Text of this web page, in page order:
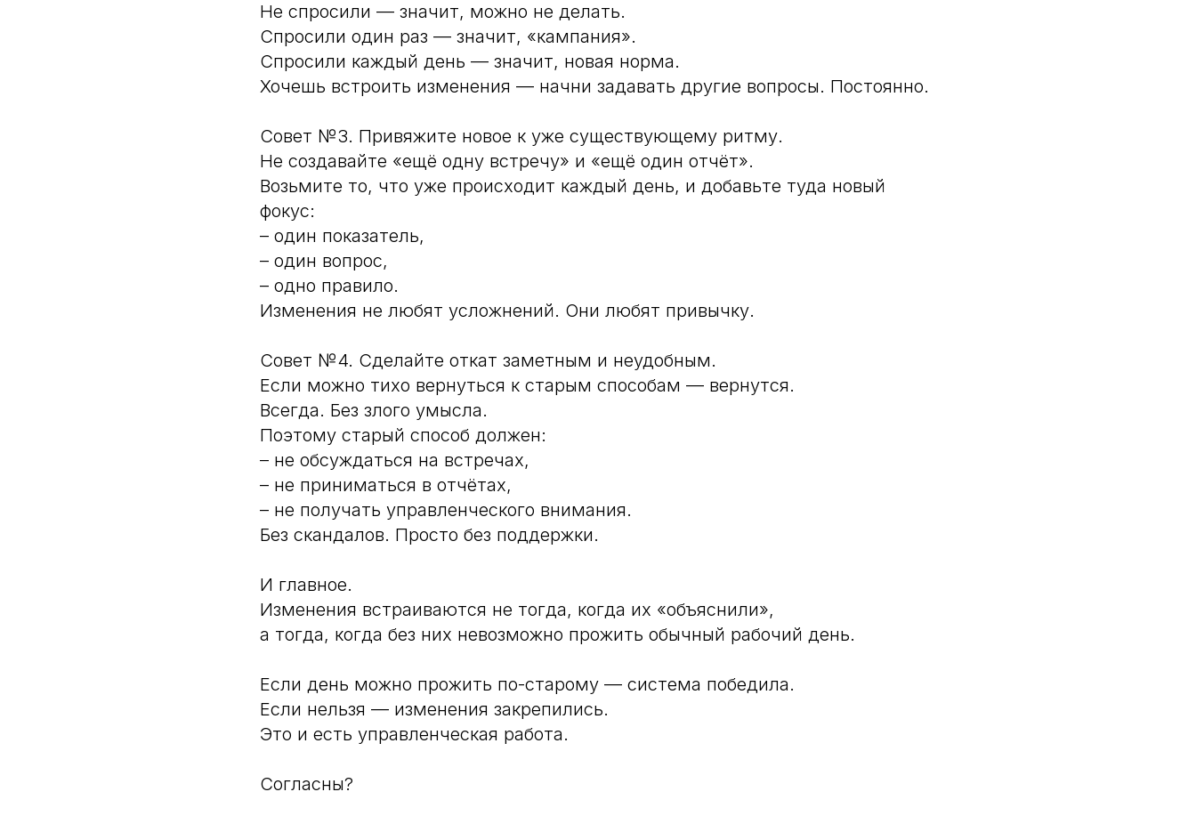
Не спросили — значит, можно не делать.
Спросили один раз — значит, «кампания».
Спросили каждый день — значит, новая норма.
Хочешь встроить изменения — начни задавать другие вопросы. Постоянно.
Совет №3. Привяжите новое к уже существующему ритму.
Не создавайте «ещё одну встречу» и «ещё один отчёт».
Возьмите то, что уже происходит каждый день, и добавьте туда новый
фокус:
– один показатель,
– один вопрос,
– одно правило.
Изменения не любят усложнений. Они любят привычку.
Совет №4. Сделайте откат заметным и неудобным.
Если можно тихо вернуться к старым способам — вернутся.
Всегда. Без злого умысла.
Поэтому старый способ должен:
– не обсуждаться на встречах,
– не приниматься в отчётах,
– не получать управленческого внимания.
Без скандалов. Просто без поддержки.
И главное.
Изменения встраиваются не тогда, когда их «объяснили»,
а тогда, когда без них невозможно прожить обычный рабочий день.
Если день можно прожить по-старому — система победила.
Если нельзя — изменения закрепились.
Это и есть управленческая работа.
Согласны?